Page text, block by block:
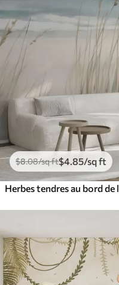
$8.08/sq ft$4 .85/sq ft
Herbes tendres au bord de